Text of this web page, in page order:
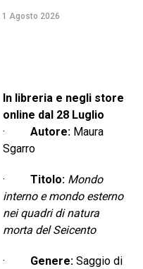
1 Agosto 2026
In libreria e negli store
online dal 28 Luglio
· Autore:Maura
Sgarro
· Titolo: Mondo
interno e mondo esterno
nei quadri di natura
morta del Seicento
· Genere:Saggio di